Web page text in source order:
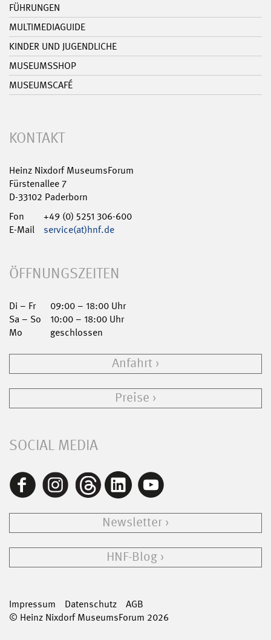
FÜHRUNGEN
MULTIMEDIAGUIDE
KINDER UND JUGENDLICHE
MUSEUMSSHOP
MUSEUMSCAFÉ
KONTAKT
Heinz Nixdorf MuseumsForum
Fürstenallee 7
D-33102 Paderborn
Fon
+49 (0) 5251 306-600
E-Mail
service(at)hnf.de
ÖFFNUNGSZEITEN
Di – Fr
09:00 – 18:00 Uhr
Sa – So
10:00 – 18:00 Uhr
Mo
geschlossen
Anfahrt
Preise
SOCIAL MEDIA
Newsletter
HNF-Blog
Impressum Datenschutz
AGB
© Heinz Nixdorf MuseumsForum 2026